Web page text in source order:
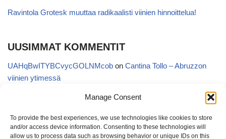
Manage Consent
To provide the best experiences, we use technologies like cookies to store
and/or access device information. Consenting to these technologies will
allow us to process data such as browsing behavior or unique IDs on this
Ravintola Grotesk muuttaa radikaalisti viinien hinnoittelua!
UUSIMMAT KOMMENTIT
UAHqBwITYBCvycGOLNMcob on Cantina Tollo – Abruzzon
viinien ytimessä
EgVGGttRTxKfbqUaWNglbonCantina Tollo – Abruzzon viinien
AnonymousonKyläviini Riojasta – Ortega Ezquerro Vino de
Tudelilla Crianza 2018 (Alko 14,88 €)